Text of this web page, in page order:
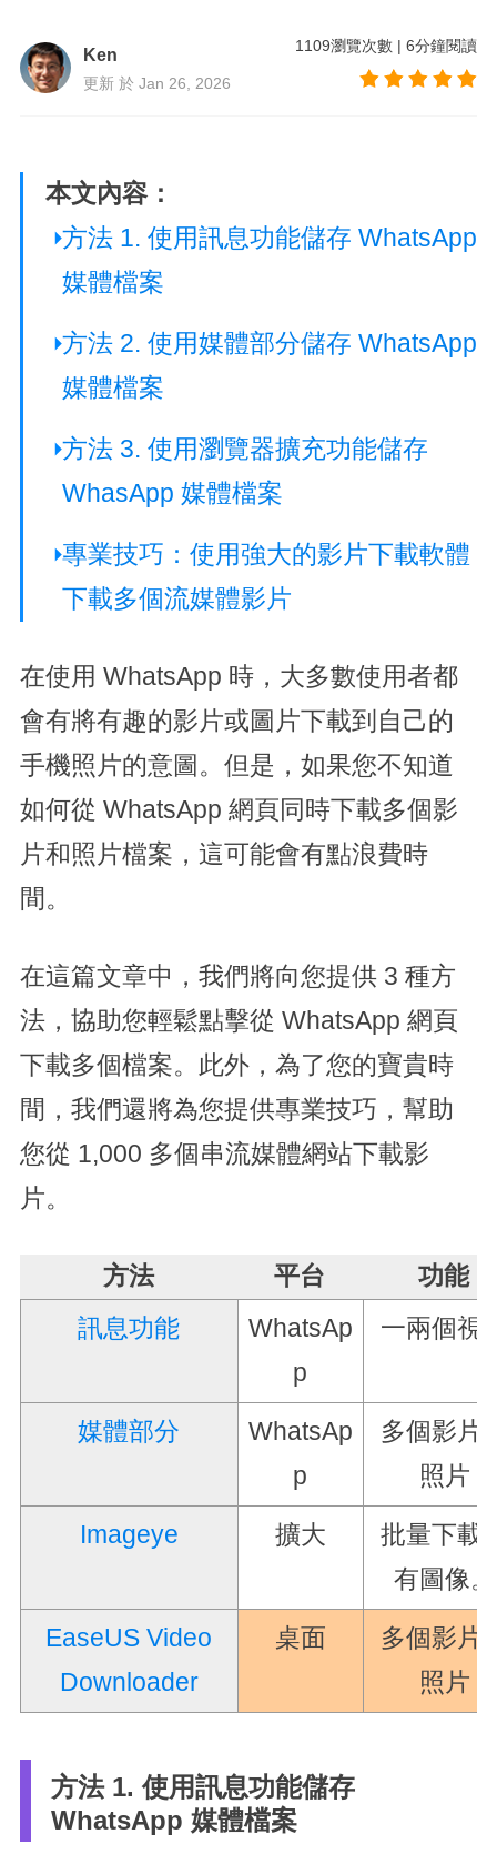
Ken
更新 於 Jan 26, 2026
1109瀏覽次數 |6分鐘閱讀
本文內容：
方法 1. 使用訊息功能儲存 WhatsApp
媒體檔案
方法 2. 使用媒體部分儲存 WhatsApp
媒體檔案
方法 3. 使用瀏覽器擴充功能儲存
WhasApp 媒體檔案
專業技巧：使用強大的影片下載軟體
下載多個流媒體影片
在使用 WhatsApp 時，大多數使用者都
會有將有趣的影片或圖片下載到自己的
手機照片的意圖。但是，如果您不知道
如何從 WhatsApp 網頁同時下載多個影
片和照片檔案，這可能會有點浪費時
間。
在這篇文章中，我們將向您提供 3 種方
法，協助您輕鬆點擊從 WhatsApp 網頁
下載多個檔案。此外，為了您的寶貴時
間，我們還將為您提供專業技巧，幫助
您從 1,000 多個串流媒體網站下載影
片。
方法 平台
功能
訊息功能
WhatsAp
p
一兩個視
媒體部分
WhatsAp
p
多個影片
照片
Imageye 擴大
批量下載
有圖像。
EaseUS Video
Downloader
桌面
多個影片
照片
方法 1. 使用訊息功能儲存
WhatsApp 媒體檔案